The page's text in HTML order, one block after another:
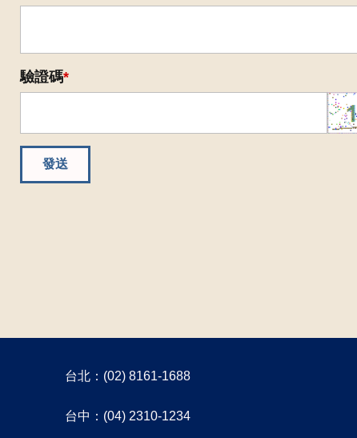
驗證碼*
發送
​台北：(02) 8161-1688
台中：(04) 2310-1234